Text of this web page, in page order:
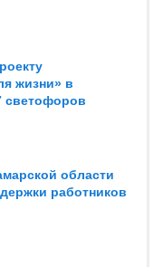
жизни» в
светофоров
области
работников